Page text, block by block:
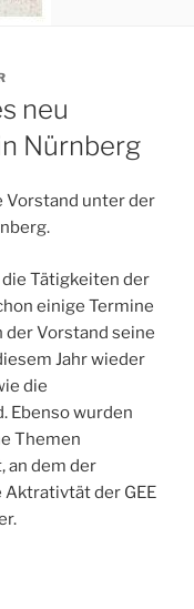
neu
Nürnberg
Vorstand unter der
Tätigkeiten der
einige Termine
Vorstand seine
Jahr wieder
die
Ebenso wurden
Themen
an dem der
der GEE